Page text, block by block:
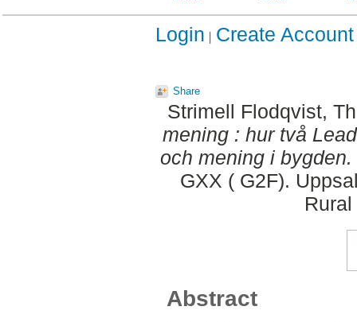
Login Create Account
Share
Strimell Flodqvist,
mening : hur två
och mening i bygden.
GXX ( G2F).
Abstract